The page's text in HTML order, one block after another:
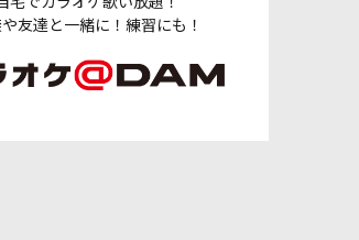
友達と一緒に！練習にも！